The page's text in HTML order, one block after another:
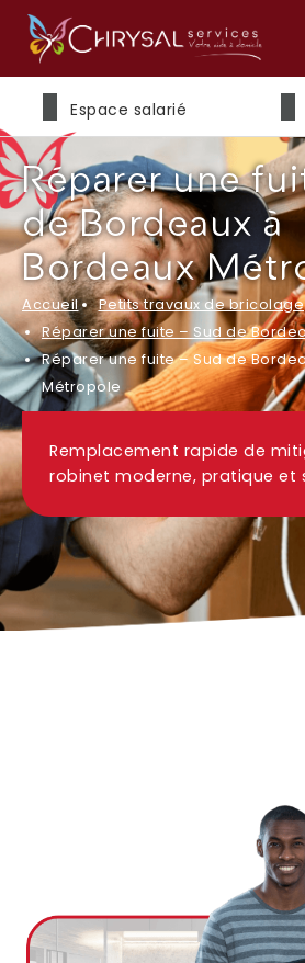
Espace salarié
Réparer une
de Bordeaux à
Bordeaux
Accueil
Petits travaux de bricolage
Réparer une fuite – Sud de
Réparer une fuite – Sud de
Métropole
Remplacement rapide de
robinet moderne, pratique et
Prénom*
Nom*
E-mail*
Ville *
Jardinage